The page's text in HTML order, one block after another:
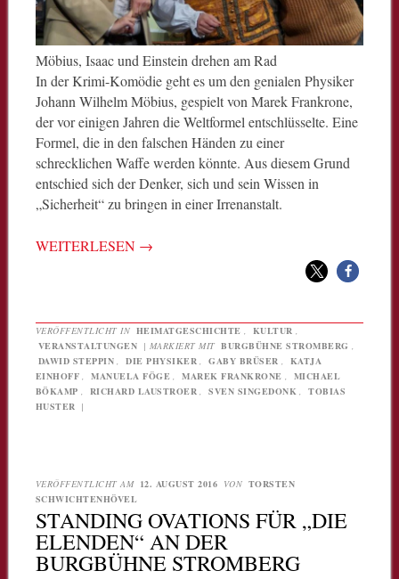
Möbius, Isaac und Einstein drehen am Rad
In der Krimi-Komödie geht es um den genialen Physiker
Johann Wilhelm Möbius, gespielt von Marek Frankrone,
der vor einigen Jahren die Weltformel entschlüsselte. Eine
Formel, die in den falschen Händen zu einer
schrecklichen Waffe werden könnte. Aus diesem Grund
entschied sich der Denker, sich und sein Wissen in
„Sicherheit“ zu bringen in einer Irrenanstalt.
WEITERLESEN →
VERÖFFENTLICHT IN HEIMATGESCHICHTE KULTUR
VERANSTALTUNGEN | MARKIERT MIT BURGBÜHNE STROMBERG
DAWID STEPPIN
DIE PHYSIKER GABY BRÜSER
KATJA
EINHOFF
MANUELA FÖGE MAREK FRANKRONE
MICHAEL
BÖKAMP
RICHARD LAUSTROER SVEN SINGEDONK
TOBIAS
HUSTER
|
VERÖFFENTLICHT AM 12. AUGUST 2016 VON TORSTEN
SCHWICHTENHÖVEL
STANDING OVATIONS FÜR „DIE
ELENDEN“ AN DER
BURGBÜHNE STROMBERG